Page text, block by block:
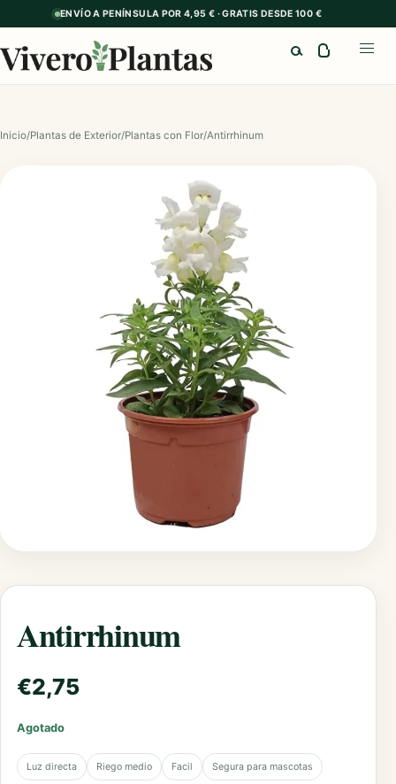
ENVÍO A PENÍNSULA POR 4,95 € · GRATIS DESDE 100 €
Inicio/Plantas de Exterior/Plantas con Flor/Antirrhinum
Antirrhinum
€2,75
Agotado
Luz directa Riego medio Facil Segura para mascotas